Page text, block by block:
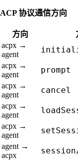
ACP 协议通信方向
方向
acpx →
agent
acpx →
agent
prompt
acpx →
agent
cancel
acpx →
agent
acpx →
agent
agent →
acpx